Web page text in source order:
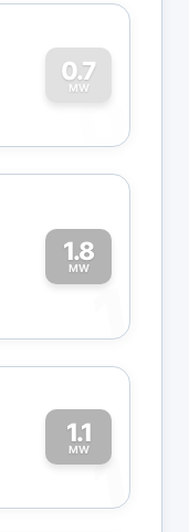
0.7
MW
0
1.8
MW
1
1.1
MW1